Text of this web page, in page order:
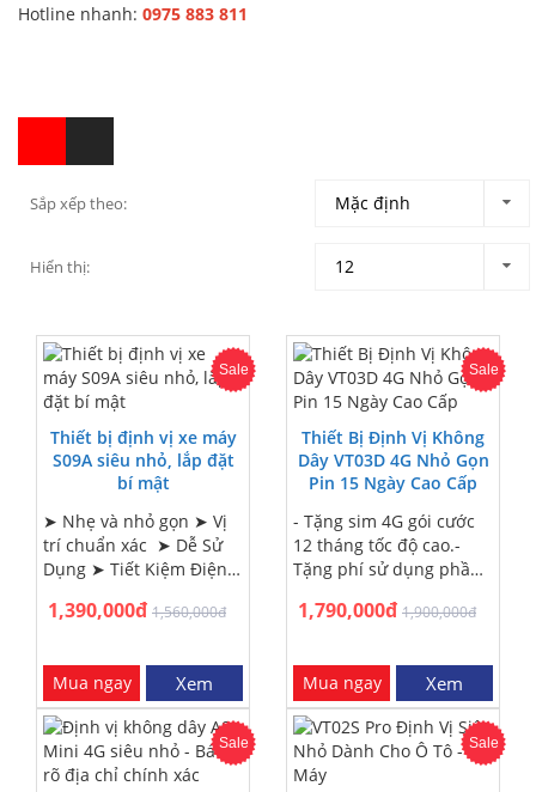
Hotline nhanh: 0975 883 811
Sắp xếp theo:
Hiển thị:
Sale
Thiết bị định vị xe máy
S09A siêu nhỏ, lắp đặt
bí mật
➤ Nhẹ và nhỏ gọn ➤ Vị
trí chuẩn xác ➤ Dễ Sử
Dụng ➤ Tiết Kiệm Điện
nguồn ➤ Giám sát âm
Chống trộm hiệu quả:
1,390,000đ 1,560,000đ
Mua ngay Xem
Sale
Thiết Bị Định Vị Không
Dây VT03D 4G Nhỏ Gọn
Pin 15 Ngày Cao Cấp
- Tặng sim 4G gói cước
12 tháng tốc độ cao.-
Tặng phí sử dụng phần
trình xe 12 tháng- Tặng
trị giá 200.000đ.- Miễn
phí lắp đặt tại nội thành
Hà Nội - Sài Gòn.- Miễn
phí ship COD giao hàng
trên toàn quốc - Nhận
hàng trả tiền.- Bảo hành
1,790,000đ 1,900,000đ
Mua ngay Xem
Sale Sale